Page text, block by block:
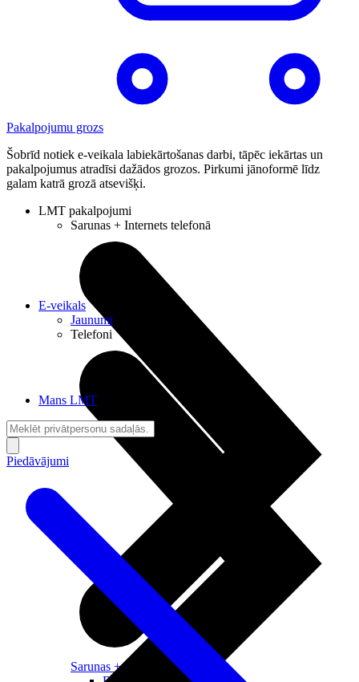
Pakalpojumu grozs
Šobrīd notiek e-veikala labiekārtošanas darbi, tāpēc iekārtas un
pakalpojumus atradīsi dažādos grozos. Pirkumi jānoformē līdz
galam katrā grozā atsevišķi.
LMT pakalpojumi
Sarunas + Internets telefonā
Sarunas + Internets
E-veikals
Jaunumi
Telefoni
Mans LMT
Piedāvājumi